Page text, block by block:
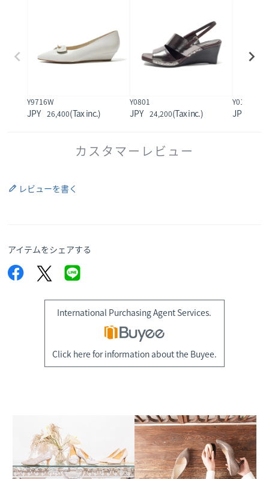
Y9716W
26,400
Y0801
24,200
Y01004
カスタマーレビュー
レビューを書く
アイテムをシェアする
International Purchasing Agent Services.
Click here for information about the Buyee.